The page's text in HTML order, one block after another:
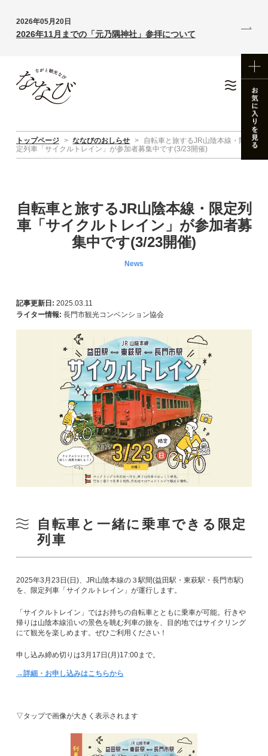
2026年05月20日
2026年11月までの「元乃隅神社」参拝について
トップページ > ななびのおしらせ >
自転車と旅するJR山陰本線・限
定列車「サイクルトレイン」が参加者募集中です(3/23開催)
自転車と旅するJR山陰本線・限定列
車「サイクルトレイン」が参加者募
集中です(3/23開催)
News
記事更新日: 2025.03.11
ライター情報: 長門市観光コンベンション協会
自転車と一緒に乗車できる限定
列車
2025年3月23日(日)、JR山陰本線の３駅間(益田駅・東萩駅・長門市駅)
を、限定列車「サイクルトレイン」が運行します。
「サイクルトレイン」ではお持ちの自転車とともに乗車が可能。行きや
帰りは山陰本線沿いの景色を眺む列車の旅を、目的地ではサイクリング
にて観光を楽しめます。ぜひご利用ください！
申し込み締め切りは3月17日(月)17:00まで。
→詳細・お申し込みはこちらから
▽タップで画像が大きく表示されます